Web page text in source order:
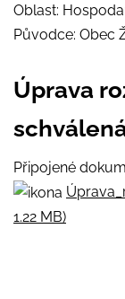
Oblast:
Původce: Obec
Úprava
Připojené
1.22 MB)